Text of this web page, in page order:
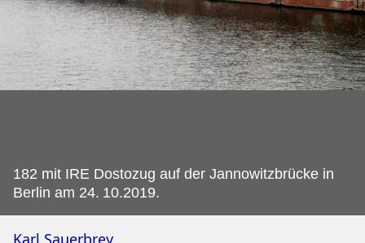
182 mit IRE Dostozug auf der Jannowitzbrücke in
Berlin am 24. 10.2019.
Karl Sauerbrey